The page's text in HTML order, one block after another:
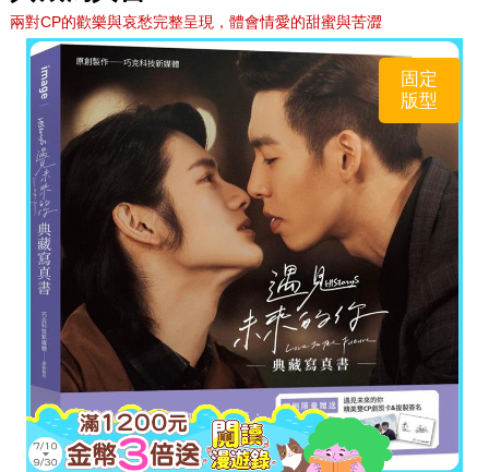
兩對CP的歡樂與哀愁完整呈現，體會情愛的甜蜜與苦澀
固定
版型